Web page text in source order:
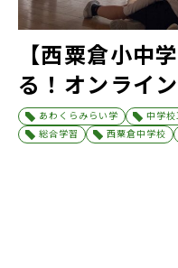
【西粟倉小中
る！オンライ
あわくらみらい学 中学
総合学習
西粟倉中学校